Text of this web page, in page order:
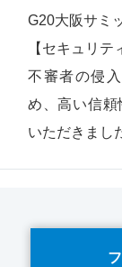
G20大阪サミ
【セキュリテ
不審者の侵
め、高い信頼
いただきまし